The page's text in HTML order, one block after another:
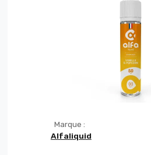
Marque :
Alfaliquid